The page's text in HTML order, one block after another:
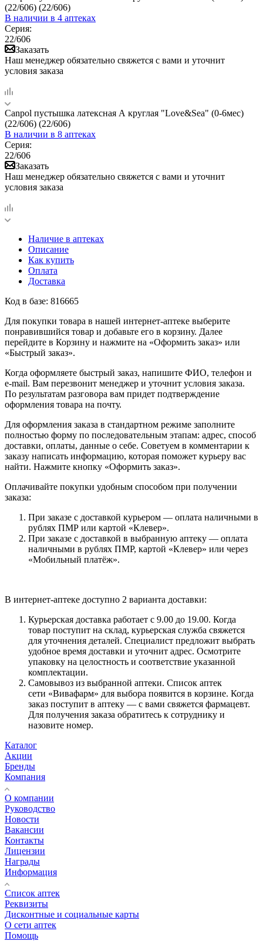
(22/606) (22/606)
В наличии в 4 аптеках
Серия:
22/606
Заказать
Наш менеджер обязательно свяжется с вами и уточнит
условия заказа
Canpol пустышка латексная А круглая "Love&Sea" (0-6мес)
(22/606) (22/606)
В наличии в 8 аптеках
Серия:
22/606
Заказать
Наш менеджер обязательно свяжется с вами и уточнит
условия заказа
Наличие в аптеках
Описание
Как купить
Оплата
Доставка
Код в базе: 816665
Для покупки товара в нашей интернет-аптеке выберите
понравившийся товар и добавьте его в корзину. Далее
перейдите в Корзину и нажмите на «Оформить заказ» или
«Быстрый заказ».
Когда оформляете быстрый заказ, напишите ФИО, телефон и
e-mail. Вам перезвонит менеджер и уточнит условия заказа.
По результатам разговора вам придет подтверждение
оформления товара на почту.
Для оформления заказа в стандартном режиме заполните
полностью форму по последовательным этапам: адрес, способ
доставки, оплаты, данные о себе. Советуем в комментарии к
заказу написать информацию, которая поможет курьеру вас
найти. Нажмите кнопку «Оформить заказ».
Оплачивайте покупки удобным способом при получении
заказа:
При заказе с доставкой курьером — оплата наличными в
рублях ПМР или картой «Клевер».
При заказе с доставкой в выбранную аптеку — оплата
наличными в рублях ПМР, картой «Клевер» или через
«Мобильный платёж».
В интернет-аптеке доступно 2 варианта доставки:
Курьерская доставка работает с 9.00 до 19.00. Когда
товар поступит на склад, курьерская служба свяжется
для уточнения деталей. Специалист предложит выбрать
удобное время доставки и уточнит адрес. Осмотрите
упаковку на целостность и соответствие указанной
комплектации.
Самовывоз из выбранной аптеки. Список аптек
сети «Вивафарм» для выбора появится в корзине. Когда
заказ поступит в аптеку — с вами свяжется фармацевт.
Для получения заказа обратитесь к сотруднику и
назовите номер.
Каталог
Акции
Бренды
Компания
О компании
Руководство
Новости
Вакансии
Контакты
Лицензии
Награды
Информация
Список аптек
Реквизиты
Дисконтные и социальные карты
О сети аптек
Помощь